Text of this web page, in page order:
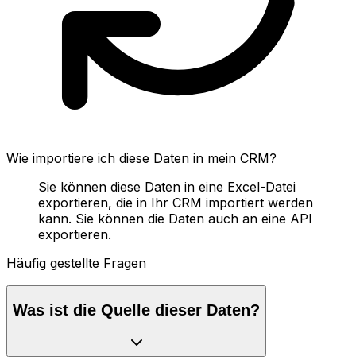
Wie importiere ich diese Daten in mein CRM?
Sie können diese Daten in eine Excel-Datei
exportieren, die in Ihr CRM importiert werden
kann. Sie können die Daten auch an eine API
exportieren.
Häufig gestellte Fragen
Was ist die Quelle dieser Daten?